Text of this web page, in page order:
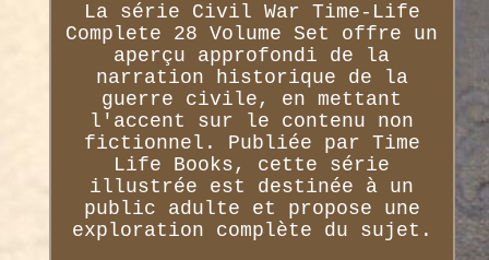
La série Civil War Time-Life
Complete 28 Volume Set offre un
aperçu approfondi de la
narration historique de la
guerre civile, en mettant
l'accent sur le contenu non
fictionnel. Publiée par Time
Life Books, cette série
illustrée est destinée à un
public adulte et propose une
exploration complète du sujet.